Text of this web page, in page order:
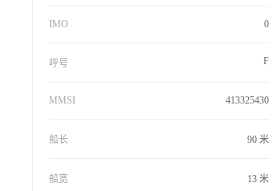
IMO 0
呼号 F
MMSI 413325430
船长 90 米
船宽 13 米